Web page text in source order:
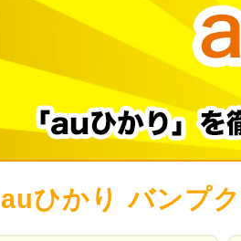
auひかり バンプ